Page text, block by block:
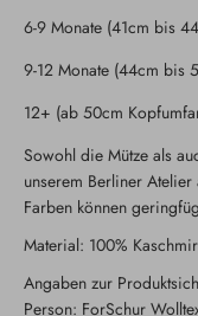
6-9 Monate (41cm bis
9-12 Monate (44cm bis
12+ (ab 50cm
Sowohl die Mütze als
unserem Berliner
Farben können
Material: 100% Kaschmir
Angaben zur
Person: ForSchur